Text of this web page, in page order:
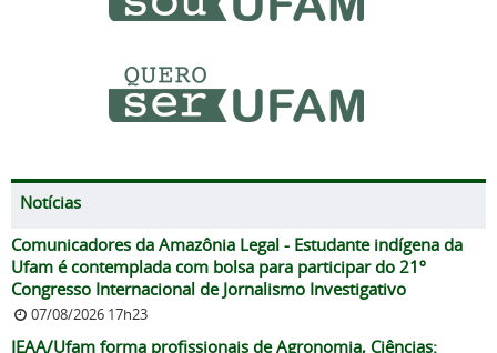
Notícias
Comunicadores da Amazônia Legal - Estudante indígena da
Ufam é contemplada com bolsa para participar do 21º
Congresso Internacional de Jornalismo Investigativo
07/08/2026 17h23
IEAA/Ufam forma profissionais de Agronomia, Ciências: